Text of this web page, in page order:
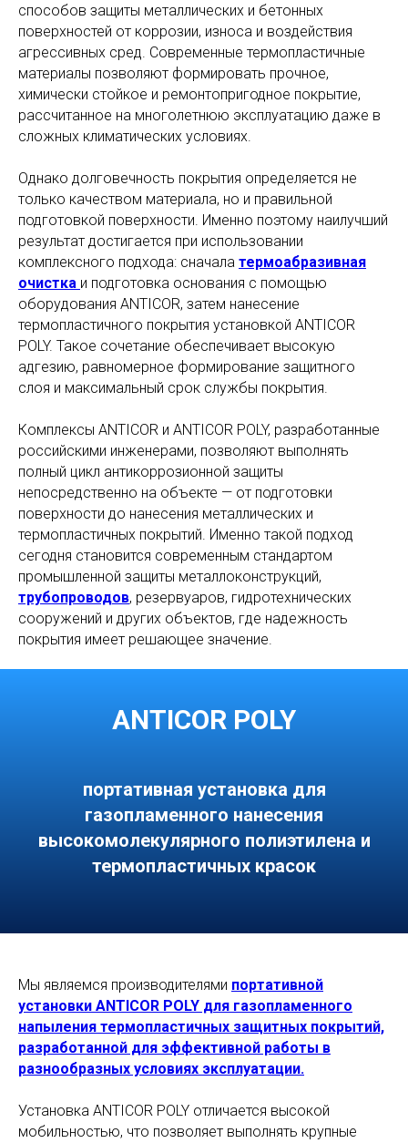
способов защиты металлических и бетонных
поверхностей от коррозии, износа и воздействия
агрессивных сред. Современные термопластичные
материалы позволяют формировать прочное,
химически стойкое и ремонтопригодное покрытие,
рассчитанное на многолетнюю эксплуатацию даже в
сложных климатических условиях.
Однако долговечность покрытия определяется не
только качеством материала, но и правильной
подготовкой поверхности. Именно поэтому наилучший
результат достигается при использовании
комплексного подхода: сначала термоабразивная
очистка и подготовка основания с помощью
оборудования ANTICOR, затем нанесение
термопластичного покрытия установкой ANTICOR
POLY. Такое сочетание обеспечивает высокую
адгезию, равномерное формирование защитного
слоя и максимальный срок службы покрытия.
Комплексы ANTICOR и ANTICOR POLY, разработанные
российскими инженерами, позволяют выполнять
полный цикл антикоррозионной защиты
непосредственно на объекте — от подготовки
поверхности до нанесения металлических и
термопластичных покрытий. Именно такой подход
сегодня становится современным стандартом
промышленной защиты металлоконструкций,
трубопроводов, резервуаров, гидротехнических
сооружений и других объектов, где надежность
покрытия имеет решающее значение.
ANTICOR POLY
портативная установка для
газопламенного нанесения
высокомолекулярного полиэтилена и
термопластичных красок
Мы являемся производителями портативной
установки ANTICOR POLY для газопламенного
напыления термопластичных защитных покрытий,
разработанной для эффективной работы в
разнообразных условиях эксплуатации.
Установка ANTICOR POLY отличается высокой
мобильностью, что позволяет выполнять крупные